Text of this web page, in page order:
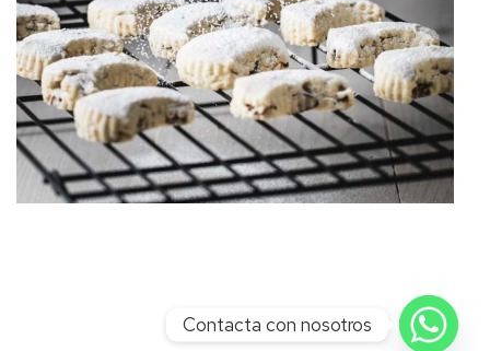
Contacta con nosotros